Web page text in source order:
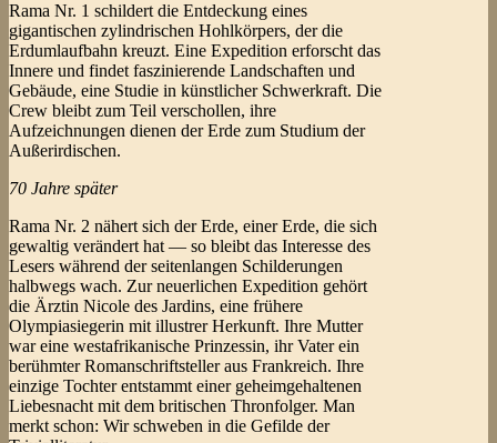
Rama Nr. 1 schildert die Entdeckung eines
gigantischen zylindrischen Hohlkörpers, der die
Erdumlaufbahn kreuzt. Eine Expedition erforscht das
Innere und findet faszinierende Landschaften und
Gebäude, eine Studie in künstlicher Schwerkraft. Die
Crew bleibt zum Teil verschollen, ihre
Aufzeichnungen dienen der Erde zum Studium der
Außerirdischen.
70 Jahre später
Rama Nr. 2 nähert sich der Erde, einer Erde, die sich
gewaltig verändert hat — so bleibt das Interesse des
Lesers während der seitenlangen Schilderungen
halbwegs wach. Zur neuerlichen Expedition gehört
die Ärztin Nicole des Jardins, eine frühere
Olympiasiegerin mit illustrer Herkunft. Ihre Mutter
war eine westafrikanische Prinzessin, ihr Vater ein
berühmter Romanschriftsteller aus Frankreich. Ihre
einzige Tochter entstammt einer geheimgehaltenen
Liebesnacht mit dem britischen Thronfolger. Man
merkt schon: Wir schweben in die Gefilde der